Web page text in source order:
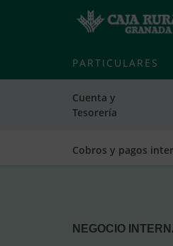
PARTICULARES
Cuenta y
Tesorería
Cobros y pagos
NEGOCIO